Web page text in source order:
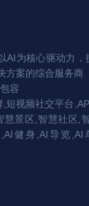
AI为核心驱动力，
方案的综合服务商
容
视频社交平台
景区,智慧社区,
健身,AI导览,AI